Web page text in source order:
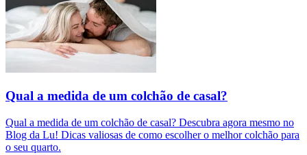
Qual a medida de um colchão de casal?
Qual a medida de um colchão de casal? Descubra agora mesmo no
Blog da Lu! Dicas valiosas de como escolher o melhor colchão para
o seu quarto.